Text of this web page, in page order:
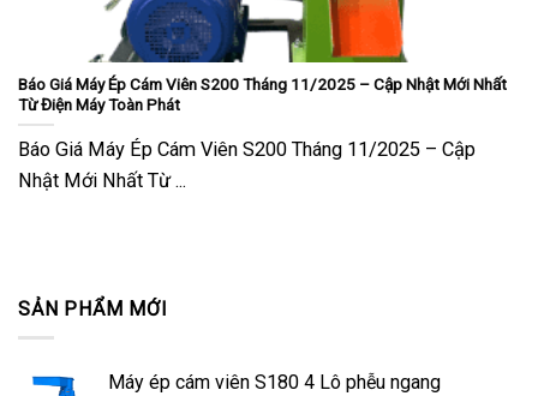
SẢN PHẨM MỚI
Máy ép cám viên S180 4 Lô phễu ngang
Báo Giá Máy Ép Cám Viên S200 Tháng 11/2025 – Cập Nhật Mới Nhất
Từ Điện Máy Toàn Phát
Báo Giá Máy Ép Cám Viên S200 Tháng 11/2025 – Cập
Nhật Mới Nhất Từ ...